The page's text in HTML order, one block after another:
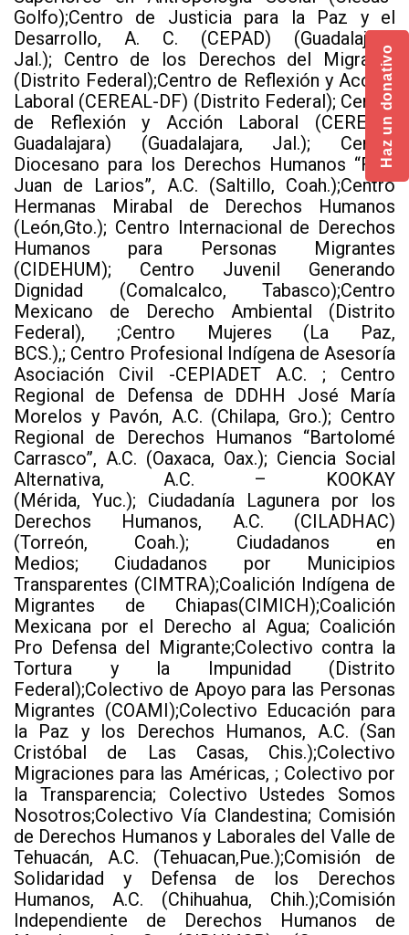
Golfo);Centro de Justicia para la Paz y el
Desarrollo, A. C. (CEPAD) (Guadalajara,
Jal.); Centro de los Derechos del Migrante
(Distrito Federal);Centro de Reflexión y Acción
Laboral (CEREAL-DF) (Distrito Federal); Centro
de Reflexión y Acción Laboral (CEREAL-
Guadalajara) (Guadalajara, Jal.); Centro
Diocesano para los Derechos Humanos “Fray
Juan de Larios”, A.C. (Saltillo, Coah.);Centro
Hermanas Mirabal de Derechos Humanos
(León,Gto.); Centro Internacional de Derechos
Humanos para Personas Migrantes
(CIDEHUM); Centro Juvenil Generando
Dignidad (Comalcalco, Tabasco);Centro
Mexicano de Derecho Ambiental (Distrito
Federal), ;Centro Mujeres (La Paz,
BCS.),; Centro Profesional Indígena de Asesoría
Asociación Civil -CEPIADET A.C. ; Centro
Regional de Defensa de DDHH José María
Morelos y Pavón, A.C. (Chilapa, Gro.); Centro
Regional de Derechos Humanos “Bartolomé
Carrasco”, A.C. (Oaxaca, Oax.); Ciencia Social
Alternativa, A.C. – KOOKAY
(Mérida, Yuc.); Ciudadanía Lagunera por los
Derechos Humanos, A.C. (CILADHAC)
(Torreón, Coah.); Ciudadanos en
Medios; Ciudadanos por Municipios
Transparentes (CIMTRA);Coalición Indígena de
Migrantes de Chiapas(CIMICH);Coalición
Mexicana por el Derecho al Agua; Coalición
Pro Defensa del Migrante;Colectivo contra la
Tortura y la Impunidad (Distrito
Federal);Colectivo de Apoyo para las Personas
Migrantes (COAMI);Colectivo Educación para
la Paz y los Derechos Humanos, A.C. (San
Cristóbal de Las Casas, Chis.);Colectivo
Migraciones para las Américas, ; Colectivo por
la Transparencia; Colectivo Ustedes Somos
Nosotros;Colectivo Vía Clandestina; Comisión
de Derechos Humanos y Laborales del Valle de
Tehuacán, A.C. (Tehuacan,Pue.);Comisión de
Solidaridad y Defensa de los Derechos
Humanos, A.C. (Chihuahua, Chih.);Comisión
Independiente de Derechos Humanos de
Haz un donativo